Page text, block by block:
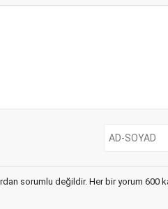
sorumlu değildir. Her bir yorum 600